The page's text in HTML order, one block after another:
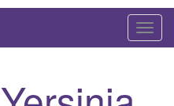
T
o